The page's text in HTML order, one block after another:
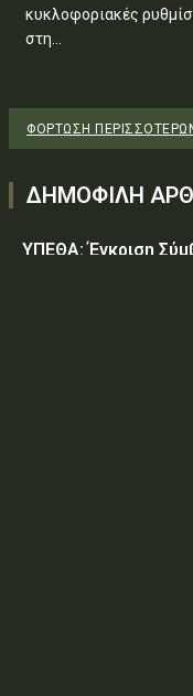
κυκλοφοριακές
στη...
ΦΌΡΤΩΣΗ
ΔΗΜΟΦΙΛΗ
ΥΠΕΘΑ: Έγκριση
Ελληνικού
Επιτελείο
Όμιλος ΔΕΗ: Νέα
ΥΠ.ΠΡΟ.ΠΟ.: